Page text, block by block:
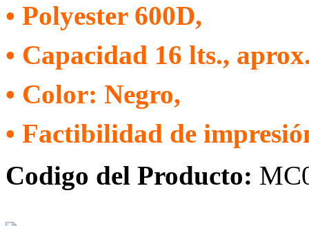
• Polyester 600D,
• Capacidad 16 lts.,
• Color: Negro,
• Factibilidad de
Codigo del Producto: